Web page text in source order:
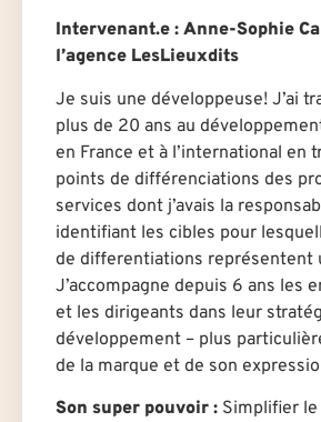
Intervenant.e : Anne-Sophie
l’agence LesLieuxdits
Je suis une développeuse! J’ai
plus de 20 ans au
en France et à l’international en
points de différenciations des
services dont j’avais la
identifiant les cibles pour
de differentiations représentent
J’accompagne depuis 6 ans les
et les dirigeants dans leur
développement – plus
de la marque et de son
Son super pouvoir : Simplifier